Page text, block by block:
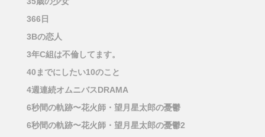
366日
3Bの恋人
3年C組は不倫してます。
40までにしたい10のこと
4週連続オムニバスDRAMA
6秒間の軌跡〜花火師・望月星太郎の憂鬱
6秒間の軌跡〜花火師・望月星太郎の憂鬱2